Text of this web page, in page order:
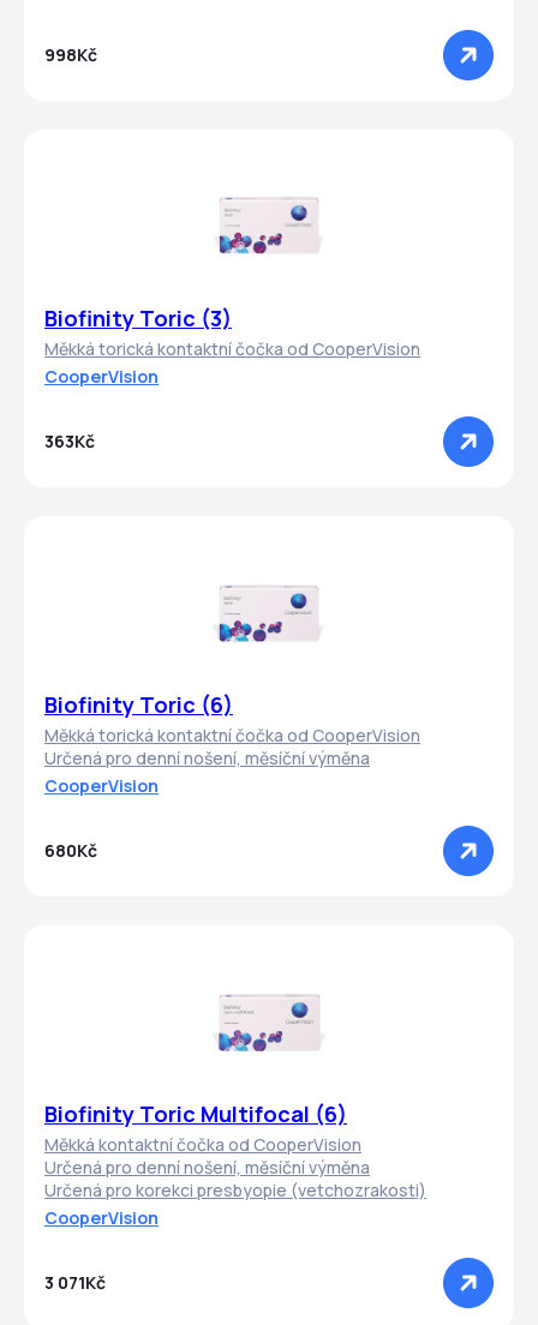
998Kč
Biofinity Toric (3)
Měkká torická kontaktní čočka od CooperVision
CooperVision
363Kč
Biofinity Toric (6)
Měkká torická kontaktní čočka od CooperVision
Určená pro denní nošení, měsíční výměna
CooperVision
680Kč
Biofinity Toric Multifocal (6)
Měkká kontaktní čočka od CooperVision
Určená pro denní nošení, měsíční výměna
Určená pro korekci presbyopie (vetchozrakosti)
CooperVision
3 071Kč